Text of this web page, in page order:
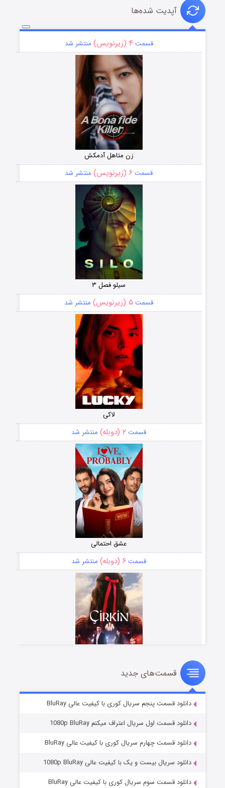
آپدیت شده‌ها
قسمت۴ (زیرنویس) منتشر شد
زن متاهل آدمکش
قسمت ۶ (زیرنویس) منتشر شد
سیلو فصل ۳
قسمت ۵ (زیرنویس) منتشر شد
لاکی
قسمت ۲ (دوبله) منتشر شد
عشق احتمالی
قسمت ۶ (دوبله) منتشر شد
سریال زشت
قسمت۵ (زیرنویس) منتشر شد
قسمت‌های جدید
دانلود قسمت پنجم سریال کوری با کیفیت عالی BluRay
دانلود قسمت اول سریال اعتراف میکنم 1080p BluRay
دانلود قسمت چهارم سریال کوری با کیفیت عالی BluRay
دانلود سریال بیست و یک با کیفیت عالی 1080p BluRay
دانلود قسمت سوم سریال کوری با کیفیت عالی BluRay